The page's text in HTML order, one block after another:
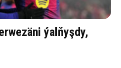
ýalňyşdy,